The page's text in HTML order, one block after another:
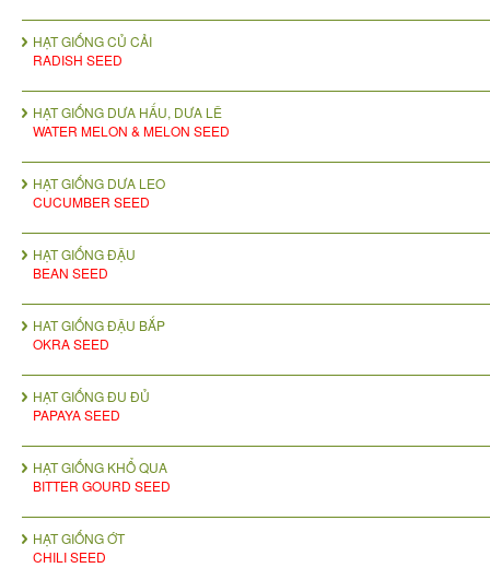
HẠT GIỐNG CỦ CẢI
RADISH SEED
HẠT GIỐNG DƯA HẤU, DƯA LÊ
WATER MELON & MELON SEED
HẠT GIỐNG DƯA LEO
CUCUMBER SEED
HẠT GIỐNG ĐẬU
BEAN SEED
HAT GIỐNG ĐẬU BẮP
OKRA SEED
HẠT GIỐNG ĐU ĐỦ
PAPAYA SEED
HẠT GIỐNG KHỔ QUA
BITTER GOURD SEED
HẠT GIỐNG ỚT
CHILI SEED